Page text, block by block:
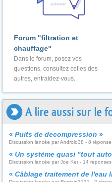
Forum "filtration et
chauffage"
Dans le forum, posez vos
questions, consultez celles des
autres, entraidez-vous.
A lire aussi sur le
« Puits de decompression »
Discussion lancée par Android38 - 8
« Un système quasi "tout
Discussion lancée par Joe Ker - 14 réponses
« Câblage traitement de l'eau